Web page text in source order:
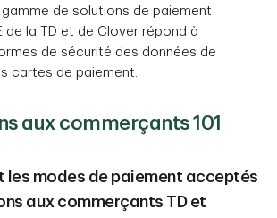
de solutions de paiement
de la TD et de Clover répond à
de sécurité des données de
cartes de paiement.
aux commerçants 101
les modes de paiement acceptés
aux commerçants TD et